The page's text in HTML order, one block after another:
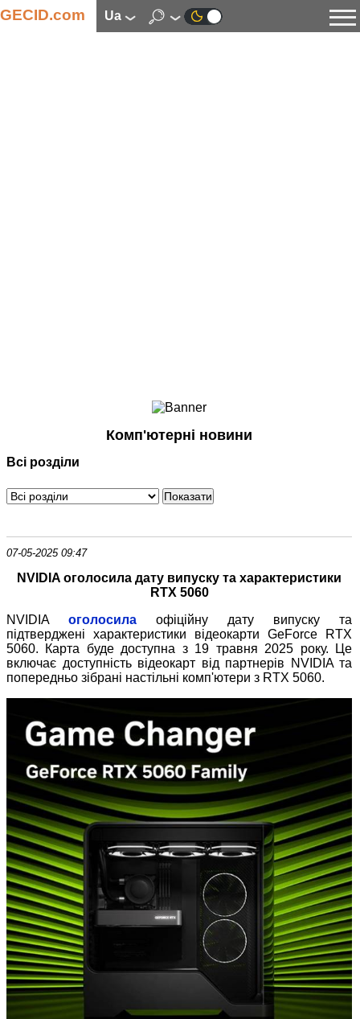
GECID.com ua
Смартфони
Периферія
Програмне забезпечення
Комп'ютерні новини
Всі розділи
07-05-2025 09:47
NVIDIA оголосила дату випуску та характеристики
RTX 5060
NVIDIAоголосилаофіційну дату випуску та
підтверджені характеристики відеокарти GeForce RTX
5060. Карта буде доступна з 19 травня 2025 року. Це
включає доступність відеокарт від партнерів NVIDIA та
попередньо зібрані настільні комп'ютери з RTX 5060.